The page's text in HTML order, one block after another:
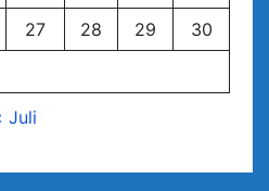
27 28 29
30
Juli